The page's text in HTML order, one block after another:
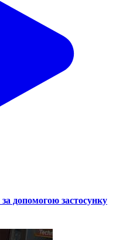
допомогою застосунку